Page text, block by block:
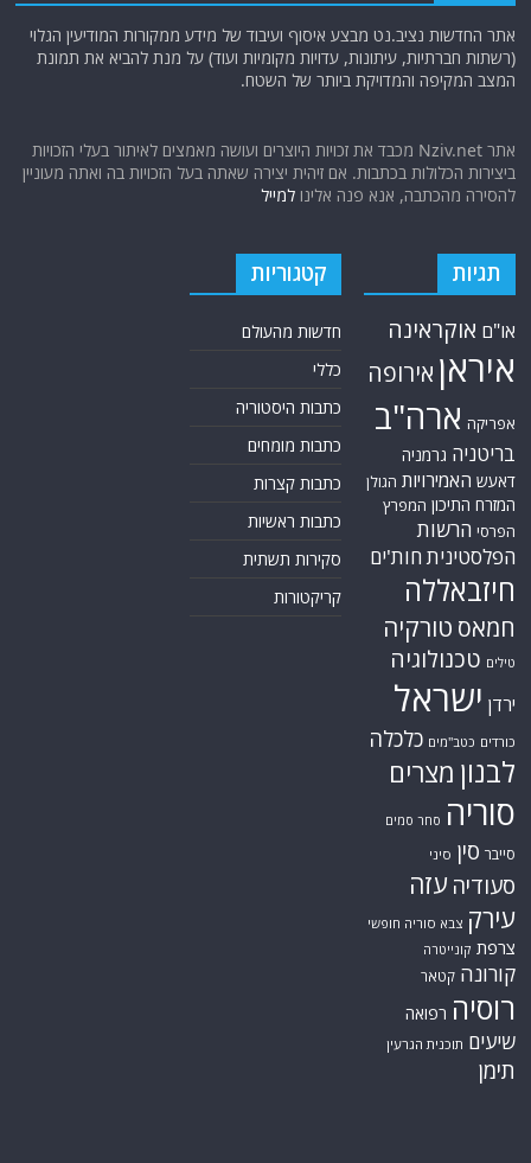
אתר החדשות נציב.נט מבצע איסוף ועיבוד של מידע ממקורות המודיעין הגלוי
(רשתות חברתיות, עיתונות, עדויות מקומיות ועוד) על מנת להביא את תמונת
המצב המקיפה והמדויקת ביותר של השטח.
אתר Nziv.net מכבד את זכויות היוצרים ועושה מאמצים לאיתור בעלי הזכויות
ביצירות הכלולות בכתבות. אם זיהית יצירה שאתה בעל הזכויות בה ואתה מעוניין
להסירה מהכתבה, אנא פנה אלינולמייל
תגיות
או"ם אוקראינה
איראן אירופה
אפריקה ארה"ב
בריטניה גרמניה
דאעש האמירויות הגולן
המזרח התיכון המפרץ
הפרסי הרשות
הפלסטיניתחות'ים
חיזבאללה
חמאס טורקיה
טילים טכנולוגיה
ירדן ישראל
כורדים כטב"מים כלכלה
לבנון מצרים
סוריה סחר סמים
סייבר סין סיני
סעודיה עזה
עירק צבא סוריה חופשי
צרפת קונייטרה
קורונה קטאר
רוסיה רפואה
שיעים תוכנית הגרעין
תימן
קטגוריות
חדשות מהעולם
כללי
כתבות היסטוריה
כתבות מומחים
כתבות קצרות
כתבות ראשיות
סקירות תשתית
קריקטורות